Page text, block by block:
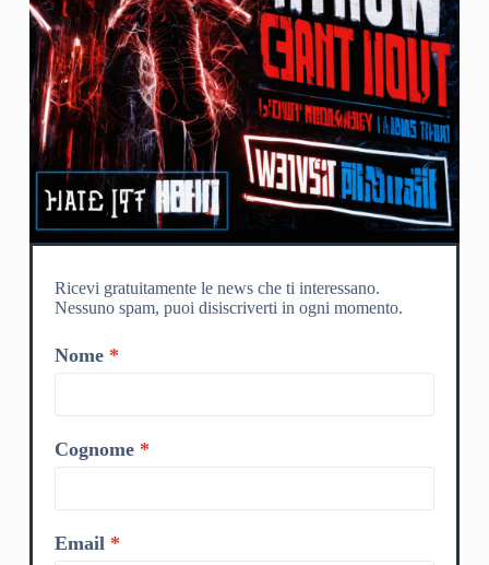
Ricevi gratuitamente le news che ti interessano.
Nessuno spam, puoi disiscriverti in ogni momento.
Nome
Cognome
Email